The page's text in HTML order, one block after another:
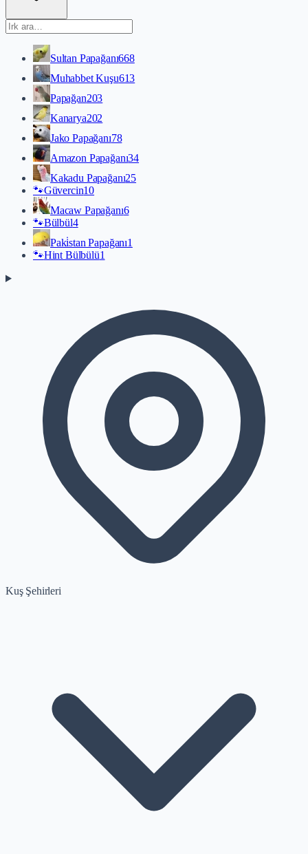
Sultan Papağanı668
Muhabbet Kuşu613
Papağan203
Kanarya202
Jako Papağanı78
Amazon Papağanı34
Kakadu Papağanı25
🐾Güvercin10
Macaw Papağanı6
🐾Bülbül4
Paki̇stan Papağanı1
🐾Hint Bülbülü1
Kuş Şehirleri